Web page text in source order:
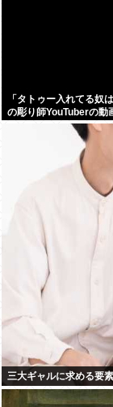
「タトゥー入れてる奴
の彫り師YouTuberの動
三大ギャルに求める要